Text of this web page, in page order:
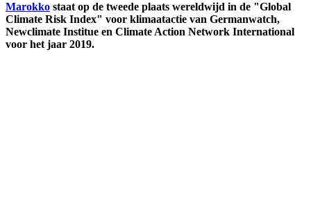
Marokko staat op de tweede plaats wereldwijd in de "Global
Climate Risk Index" voor klimaatactie van Germanwatch,
Newclimate Institue en Climate Action Network International
voor het jaar 2019.